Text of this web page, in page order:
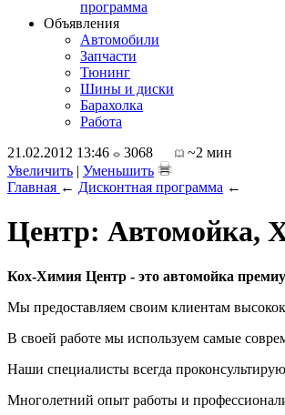
программа
Объявления
Автомобили
Запчасти
Тюнинг
Шины и диски
Барахолка
Работа
21.02.2012 13:46
3068
~2 мин
Увеличить | Уменьшить
Главная ← Дисконтная программа ←
Центр: Автомойка,
Кох-Химия Центр - это автомойка
Мы предоставляем своим клиентам
В своей работе мы используем самые
Наши специалисты всегда
Многолетний опыт работы и